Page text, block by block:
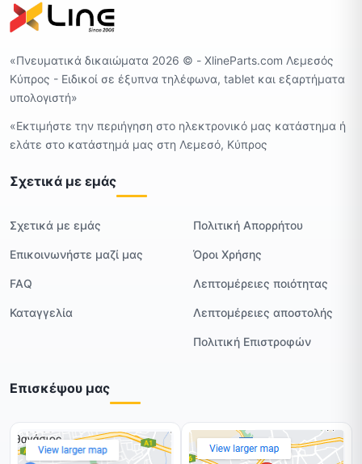
«Πνευματικά δικαιώματα 2026 ©️ - XlineParts.com Λεμεσός
Κύπρος - Ειδικοί σε έξυπνα τηλέφωνα, tablet και εξαρτήματα
υπολογιστή»
«Εκτιμήστε την περιήγηση στο ηλεκτρονικό μας κατάστημα ή
ελάτε στο κατάστημά μας στη Λεμεσό, Κύπρος
Σχετικά με εμάς
Σχετικά με εμάς
Επικοινωνήστε μαζί μας
FAQ
Καταγγελία
Πολιτική Απορρήτου
Όροι Χρήσης
Λεπτομέρειες ποιότητας
Λεπτομέρειες αποστολής
Πολιτική Επιστροφών
Επισκέψου μας